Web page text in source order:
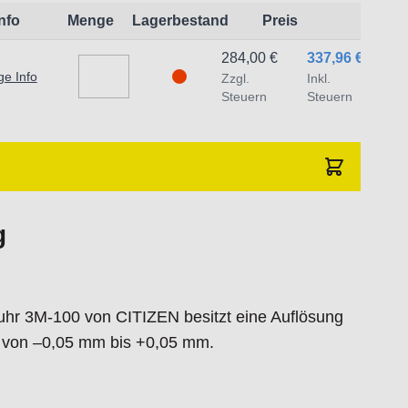
geeignet.
1,7051 HR Varsseveld/ Netherlands,
Menge Lagerbestand Preis
Info
337,96 €
Inkl.
Steuern
284,00 €
Zzgl.
Steuern
3M-100 von CITIZEN besitzt eine Auflösung
–0,05 mm bis +0,05 mm.